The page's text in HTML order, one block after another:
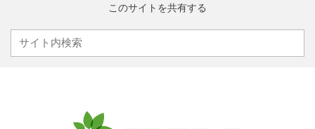
このサイトを共有する